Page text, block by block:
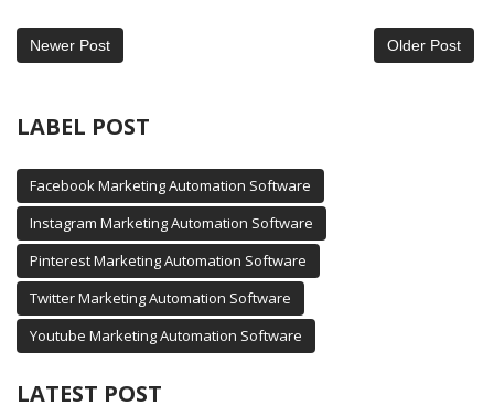
Newer Post Older Post
LABEL POST
Facebook Marketing Automation Software
Instagram Marketing Automation Software
Pinterest Marketing Automation Software
Twitter Marketing Automation Software
Youtube Marketing Automation Software
LATEST POST